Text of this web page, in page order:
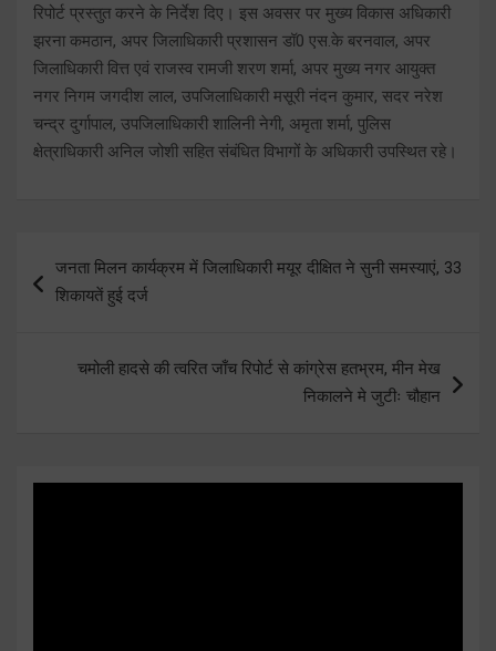
रिपोर्ट प्रस्तुत करने के निर्देश दिए। इस अवसर पर मुख्य विकास अधिकारी
झरना कमठान, अपर जिलाधिकारी प्रशासन डॉ0 एस.के बरनवाल, अपर
जिलाधिकारी वित्त एवं राजस्व रामजी शरण शर्मा, अपर मुख्य नगर आयुक्त
नगर निगम जगदीश लाल, उपजिलाधिकारी मसूरी नंदन कुमार, सदर नरेश
चन्द्र दुर्गापाल, उपजिलाधिकारी शालिनी नेगी, अमृता शर्मा, पुलिस
क्षेत्राधिकारी अनिल जोशी सहित संबंधित विभागों के अधिकारी उपस्थित रहे।
navigation
जनता मिलन कार्यक्रम में जिलाधिकारी मयूर दीक्षित ने सुनी समस्याएं, 33
शिकायतें हुई दर्ज
चमोली हादसे की त्वरित जाँच रिपोर्ट से कांग्रेस हतभ्रम, मीन मेख
निकालने मे जुटीः चौहान